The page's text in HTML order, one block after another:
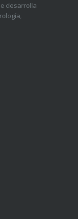
desarrolla